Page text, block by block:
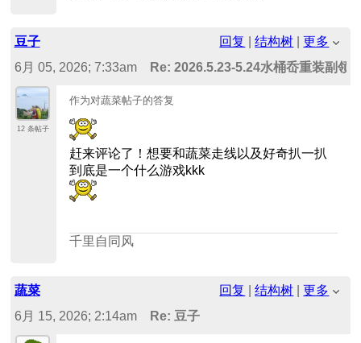
豆子 回复 |结构树 |更多
6月 05, 2026; 7:33am
Re: 2026.5.23-5.24水桶岙重装副
12 条帖子
作为对蔬菜帖子的答复
赶来评论了！想要和蔬菜走线以及好奇扒一扒
到底是一个什么游戏kkk
千里自同风
蔬菜 回复 |结构树 |更多
6月 15, 2026; 2:14am
Re: 豆子